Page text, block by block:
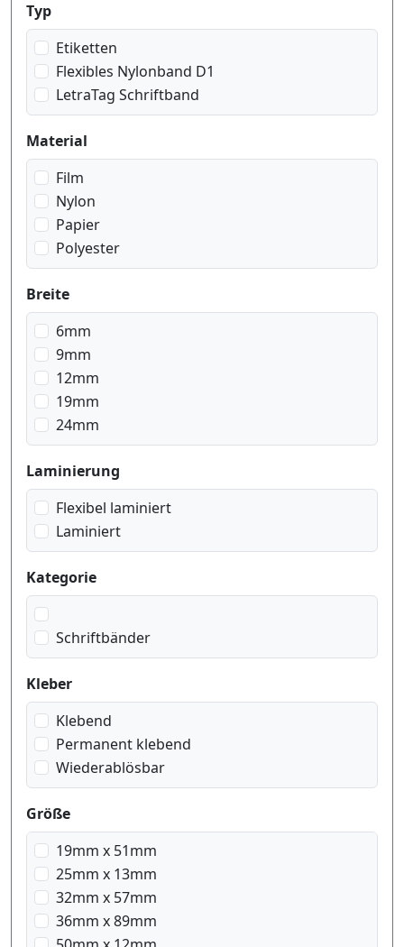
schwarz auf grün
schwarz auf rot
schwarz auf transparent
schwarz auf weiss
weiss auf schwarz
weiss auf transparent
Typ
Etiketten
Flexibles Nylonband D1
LetraTag Schriftband
Material
Film
Nylon
Papier
Polyester
Breite
6mm
9mm
12mm
19mm
24mm
Laminierung
Flexibel laminiert
Laminiert
Kategorie
Schriftbänder
Kleber
Klebend
Permanent klebend
Wiederablösbar
Größe
19mm x 51mm
25mm x 13mm
32mm x 57mm
36mm x 89mm